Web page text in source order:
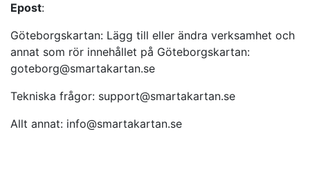
Epost:
Göteborgskartan: Lägg till eller ändra verksamhet och
annat som rör innehållet på Göteborgskartan:
goteborg@smartakartan.se
Tekniska frågor: support@smartakartan.se
Allt annat: info@smartakartan.se